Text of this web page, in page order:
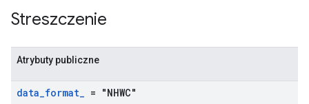
Streszczenie
Atrybuty publiczne
data_format_ = "NHWC"